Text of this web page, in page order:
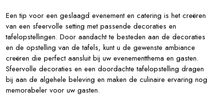
Een tip voor een geslaagd evenement en catering is het creëren
van een sfeervolle setting met passende decoraties en
tafelopstellingen. Door aandacht te besteden aan de decoraties
en de opstelling van de tafels, kunt u de gewenste ambiance
creëren die perfect aansluit bij uw evenementthema en gasten.
Sfeervolle decoraties en een doordachte tafelopstelling dragen
bij aan de algehele beleving en maken de culinaire ervaring nog
memorabeler voor uw gasten.